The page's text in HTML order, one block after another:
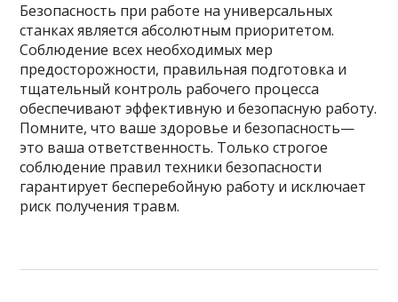
Безопасность при работе на универсальных
станках является абсолютным приоритетом.
Соблюдение всех необходимых мер
предосторожности, правильная подготовка и
тщательный контроль рабочего процесса
обеспечивают эффективную и безопасную работу.
Помните, что ваше здоровье и безопасность—
это ваша ответственность. Только строгое
соблюдение правил техники безопасности
гарантирует бесперебойную работу и исключает
риск получения травм.